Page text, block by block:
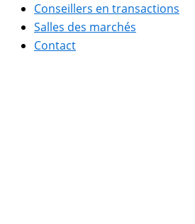
Conseillers en transactions
Salles des marchés
Contact